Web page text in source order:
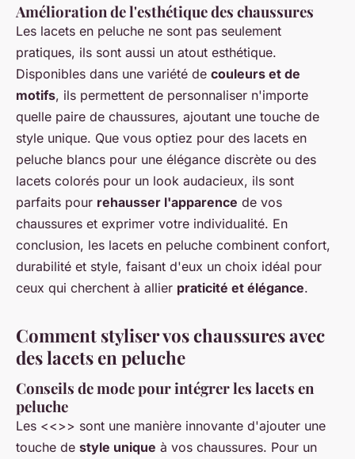
Amélioration de l'esthétique des chaussures
Les lacets en peluche ne sont pas seulement
pratiques, ils sont aussi un atout esthétique.
Disponibles dans une variété de couleurs et de
motifs, ils permettent de personnaliser n'importe
quelle paire de chaussures, ajoutant une touche de
style unique. Que vous optiez pour des lacets en
peluche blancs pour une élégance discrète ou des
lacets colorés pour un look audacieux, ils sont
parfaits pour rehausser l'apparence de vos
chaussures et exprimer votre individualité. En
conclusion, les lacets en peluche combinent confort,
durabilité et style, faisant d'eux un choix idéal pour
ceux qui cherchent à allier praticité et élégance.
Comment styliser vos chaussures avec
des lacets en peluche
Conseils de mode pour intégrer les lacets en
peluche
Les <<>> sont une manière innovante d'ajouter une
touche de style unique à vos chaussures. Pour un